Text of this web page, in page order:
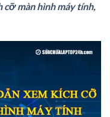
màn hình máy tính,